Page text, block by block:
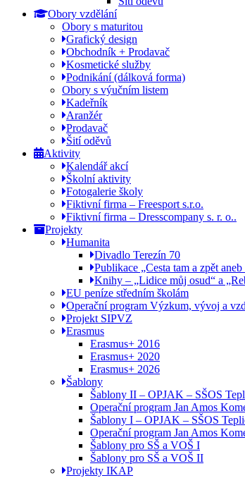
Obory vzdělání
Obory s maturitou
Grafický design
Obchodník + Prodavač
Kosmetické služby
Podnikání (dálková forma)
Obory s výučním listem
Kadeřník
Aranžér
Prodavač
Šití oděvů
Aktivity
Kalendář akcí
Školní aktivity
Fotogalerie školy
Fiktivní firma – Freesport s.r.o.
Fiktivní firma – Dresscompany s. r. o..
Projekty
Humanita
Divadlo Terezín 70
Publikace „Cesta tam a zpět
Knihy – „Lidice můj osud“ a
EU peníze středním školám
Operační program Výzkum, vývoj a
Projekt SIPVZ
Erasmus
Erasmus+ 2016
Erasmus+ 2020
Erasmus+ 2026
Šablony
Šablony II – OPJAK – SŠOS
Operační program Jan Amos
Šablony I – OPJAK – SŠOS
Operační program Jan Amos
Šablony pro SŠ a VOŠ I
Šablony pro SŠ a VOŠ II
Projekty IKAP